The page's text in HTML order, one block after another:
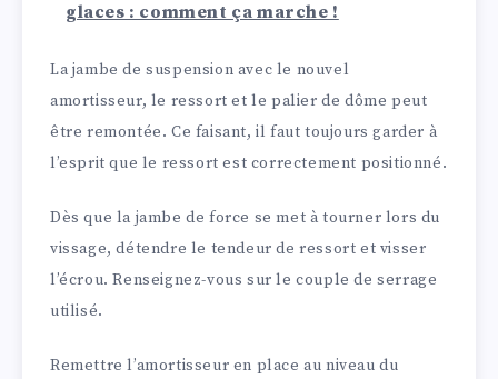
glaces : comment ça marche !
La jambe de suspension avec le nouvel
amortisseur, le ressort et le palier de dôme peut
être remontée. Ce faisant, il faut toujours garder à
l’esprit que le ressort est correctement positionné.
Dès que la jambe de force se met à tourner lors du
vissage, détendre le tendeur de ressort et visser
l’écrou. Renseignez-vous sur le couple de serrage
utilisé.
Remettre l’amortisseur en place au niveau du